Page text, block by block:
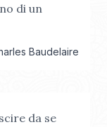
di un
Baudelaire
da se